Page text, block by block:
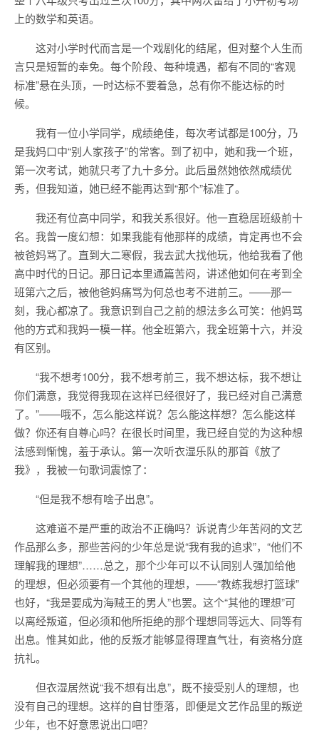
上的数学和英语。
这对小学时代而言是一个戏剧化的结尾，但对整个人生而
言只是短暂的幸免。每个阶段、每种境遇，都有不同的“客观
标准”悬在头顶，一时达标不要着急，总有你不能达标的时
候。
我有一位小学同学，成绩绝佳，每次考试都是100分，乃
是我妈口中“别人家孩子”的常客。到了初中，她和我一个班，
第一次考试，她就只考了九十多分。此后虽然她依然成绩优
秀，但我知道，她已经不能再达到“那个”标准了。
我还有位高中同学，和我关系很好。他一直稳居班级前十
名。我曾一度幻想：如果我能有他那样的成绩，肯定再也不会
被爸妈骂了。直到大二寒假，我去武大找他玩，他给我看了他
高中时代的日记。那日记本里通篇苦闷，讲述他如何在考到全
班第六之后，被他爸妈痛骂为何总也考不进前三。——那一
刻，我心都凉了。我意识到自己之前的想法多么可笑：他妈骂
他的方式和我妈一模一样。他全班第六，我全班第十六，并没
有区别。
“我不想考100分，我不想考前三，我不想达标，我不想让
你们满意，我觉得我现在这样已经很好了，我已经对自己满意
了。”——哦不，怎么能这样说？怎么能这样想？怎么能这样
做？你还有自尊心吗？在很长时间里，我已经自觉的为这种想
法感到惭愧，羞于承认。第一次听衣湿乐队的那首《放了
我》，我被一句歌词震惊了：
“但是我不想有啥子出息”。
这难道不是严重的政治不正确吗？诉说青少年苦闷的文艺
作品那么多，那些苦闷的少年总是说“我有我的追求”，“他们不
理解我的理想”……总之，那个少年可以不认同别人强加给他
的理想，但必须要有一个其他的理想，——“教练我想打篮球”
也好，“我是要成为海贼王的男人”也罢。这个“其他的理想”可
以离经叛道，但必须和他所拒绝的那个理想同等远大、同等有
出息。惟其如此，他的反叛才能够显得理直气壮，有资格分庭
抗礼。
但衣湿居然说“我不想有出息”，既不接受别人的理想，也
没有自己的理想。这样的自甘堕落，即便是文艺作品里的叛逆
少年，也不好意思说出口吧？